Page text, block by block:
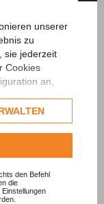
unserer
zu
sie jederzeit
Cookies
an,
der
Richtlinie
den Befehl
die